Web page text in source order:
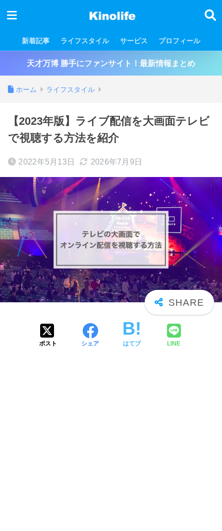
新着記事 ライフスタイル サービス プロフィール
天才万博 勝手にファンサイト！最新情報まとめ
ホーム ライフスタイル
【2023年版】ライブ配信を大画面テレビ
で視聴する方法を紹介
2022年5月13日 2026年7月9日
ポスト シェア はてブ LINE